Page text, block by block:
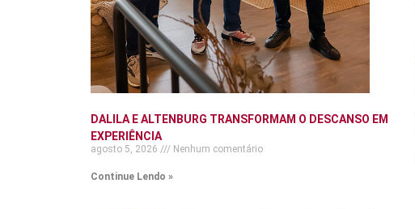
DALILA E ALTENBURG TRANSFORMAM O DESCANSO EM
EXPERIÊNCIA
agosto 5, 2026 Nenhum comentário
Continue Lendo »